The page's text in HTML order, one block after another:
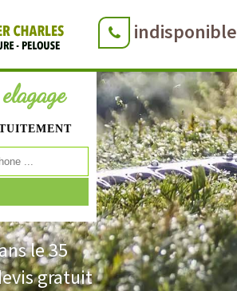
indisponible
le 35
gratuit